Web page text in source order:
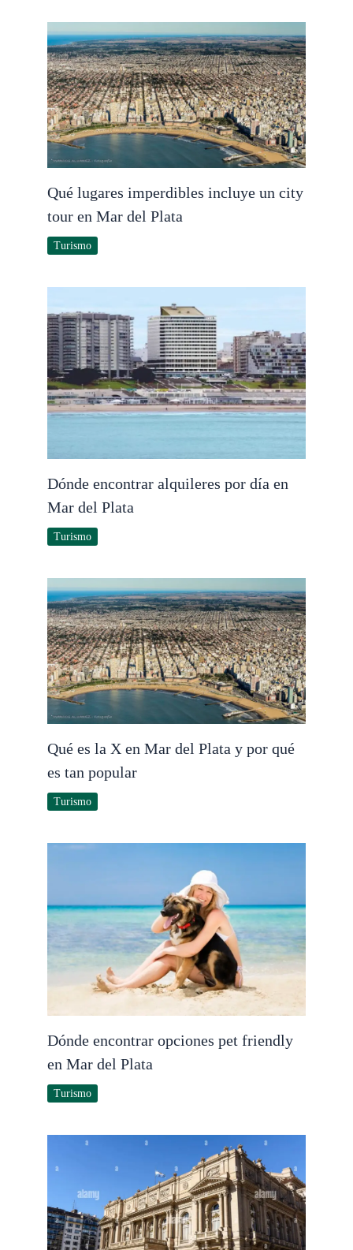
Qué lugares imperdibles incluye un city
tour en Mar del Plata
Turismo
Dónde encontrar alquileres por día en
Mar del Plata
Turismo
Qué es la X en Mar del Plata y por qué
es tan popular
Turismo
Dónde encontrar opciones pet friendly
en Mar del Plata
Turismo